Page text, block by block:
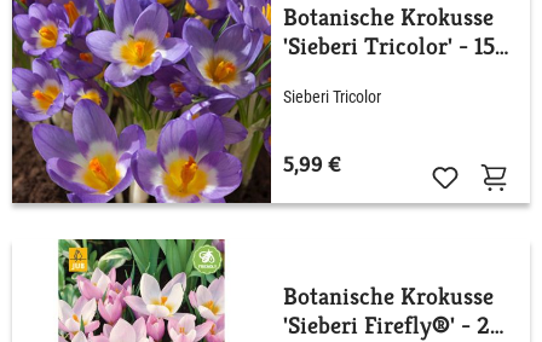
Botanische Krokusse
'Sieberi Tricolor' - 15
Sieberi Tricolor
5,99 €
Botanische Krokusse
'Sieberi Firefly®' - 20